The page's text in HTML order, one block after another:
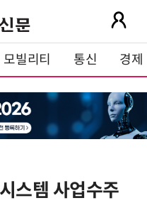
모빌리티 통신 경제
스템 사업수주